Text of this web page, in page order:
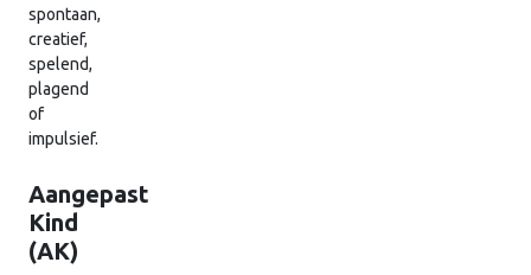
spontaan,
creatief,
spelend,
plagend
of
impulsief.
Aangepast
Kind
(AK)